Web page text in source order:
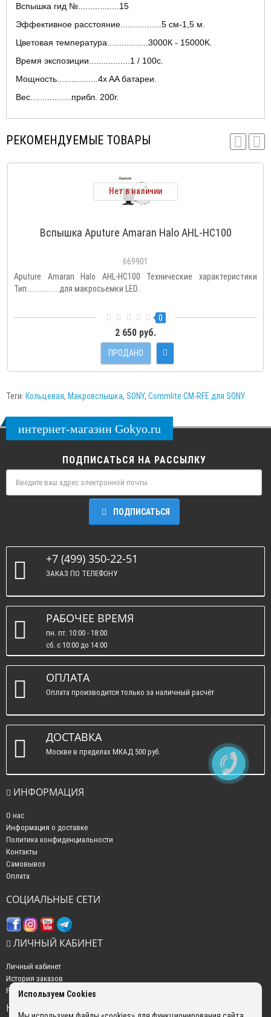
Вспышка гид №.................15
Эффективное расстояние.................5 см-1,5 м.
Цветовая температура.................3000К - 15000K.
Время экспозиции.................1 / 100с.
Мощность.................4x AA батареи.
Вес.................прибл. 200г.
РЕКОМЕНДУЕМЫЕ ТОВАРЫ
Нет в наличии
Вспышка Aputure Amaran Halo AHL-HC100
669901
Aputure Amaran Halo AHL-HC100 Технические характеристики
Тип..................для макросьемки LED..
0
2 650 руб.
ПРОДАНО
Теги: Кольцевая, Макровспышка, SONY, Commlite CM-RFE для SONY
интернет-магазин Gokyo.ru
ПОДПИСАТЬСЯ НА РАССЫЛКУ
ПОДПИСАТЬСЯ
+7 (499) 350-22-51
ЗАКАЗ ПО ТЕЛЕФОНУ
РАБОЧЕЕ ВРЕМЯ
пн. пт. 10:00 - 18:00
сб. c 10:00 до 14:00
вс. : выходные.
ОПЛАТА
Оплата производится только за наличный расчёт
ДОСТАВКА
Москве в пределах МКАД 500 руб.
ИНФОРМАЦИЯ
О нас
Информация о доставке
Политика конфиденциальности
Контакты
Самовывоз
Оплата
СОЦИАЛЬНЫЕ СЕТИ
ЛИЧНЫЙ КАБИНЕТ
Личный кабинет
История заказов
Рассылка новостей
НАШИ КОНТАКТЫ
Используем Cookies